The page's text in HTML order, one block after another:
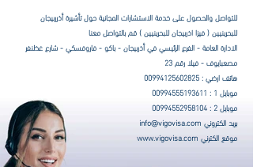
للتواصل والحصول على خدمة الاستشارات المجانية حول تأشيرة أذرربيجان
للبحرينيين( فيزا اذربيجانللبحرينيين) قم بالتواصل معنا
الادارة العامة - الفرع الرئيسي في أذربيجان - باكو - فاروفسكي - شارع غظنفر
مصعبايوف - فيلا رقم 23
هاتف ارضي :00994125602825
موبايل 1 :
00994555193611
موبايل 2 :
00994552958104
​بريد الكتروني info@vigovisa.com
موقع الكترني www.vigovisa.com